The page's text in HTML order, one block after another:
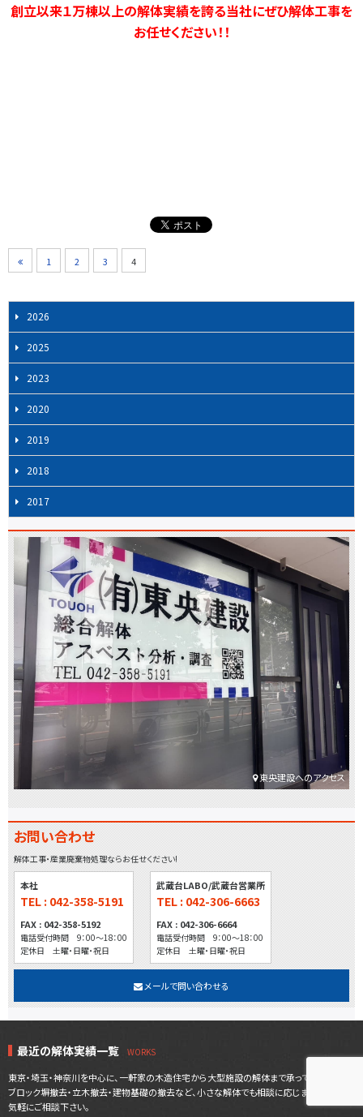
創立以来１万棟以上の解体実績を誇る当社にぜひ解体工事を
お任せください！！
1 2 3 4
2026
2025
2023
2020
2019
2018
2017
東央建設へのアクセス
お問い合わせ
解体工事・産業廃棄物処理ならお任せください!
本社
TEL : 042-358-5191
FAX : 042-358-5192
電話受付時間 9：00～18：00
定休日 土曜・日曜・祝日
武蔵台LABO/武蔵台営業所
TEL : 042-306-6663
FAX : 042-306-6664
電話受付時間 9：00～18：00
定休日 土曜・日曜・祝日
メールで問い合わせる
最近の解体実績一覧
東京・埼玉・神奈川を中心に、一軒家の木造住宅から大型施設の解体まで承っております。
ブロック塀撤去・立木撤去・建物基礎の撤去など、小さな解体でも相談に応じますので、お
気軽にご相談下さい。